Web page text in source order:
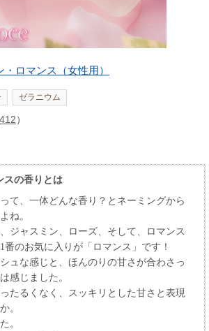
ロマンス（女性用）
ゼラニウム
412）
スの香りとは
て、一体どんな香り？とネーミングから
ね。
ジャスミン、ローズ、そして、ロマンス
番のお気に入りが「ロマンス」です！
ュな感じと、ほんのりの甘さが合わさっ
感じました。
たるくなく、スッキリとした甘さと表現
。
。